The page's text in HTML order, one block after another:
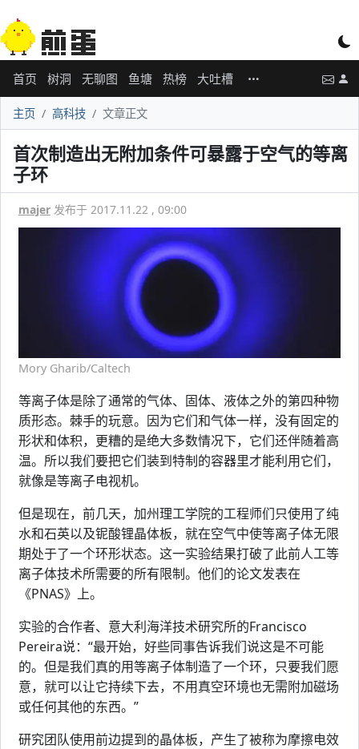
首页 树洞 无聊图 鱼塘 热榜 大吐槽
主页 高科技 文章正文
首次制造出无附加条件可暴露于空气的等离
子环
majer 发布于 2017.11.22 , 09:00
Mory Gharib/Caltech
等离子体是除了通常的气体、固体、液体之外的第四种物
质形态。棘手的玩意。因为它们和气体一样，没有固定的
形状和体积，更糟的是绝大多数情况下，它们还伴随着高
温。所以我们要把它们装到特制的容器里才能利用它们，
就像是等离子电视机。
但是现在，前几天，加州理工学院的工程师们只使用了纯
水和石英以及铌酸锂晶体板，就在空气中使等离子体无限
期处于了一个环形状态。这一实验结果打破了此前人工等
离子体技术所需要的所有限制。他们的论文发表在
《PNAS》上。
实验的合作者、意大利海洋技术研究所的Francisco
Pereira说：“最开始，好些同事告诉我们说这是不可能
的。但是我们真的用等离子体制造了一个环，只要我们愿
意，就可以让它持续下去，不用真空环境也无需附加磁场
或任何其他的东西。”
研究团队使用前边提到的晶体板，产生了被称为摩擦电效